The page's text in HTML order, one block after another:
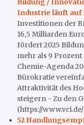
Bildung /
Industrie läuft auf
Investitionen der
16,5 Milliarden
fördert 2025
mehr als 9
Chemie-Agenda
Bürokratie
Attraktivität des
steigern - Zu den
(https://
52